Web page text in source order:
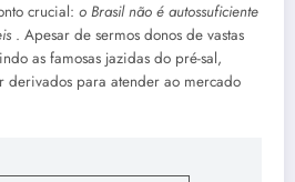
crucial: o Brasil não é autossuficiente
. Apesar de sermos donos de vastas
as famosas jazidas do pré-sal,
derivados para atender ao mercado